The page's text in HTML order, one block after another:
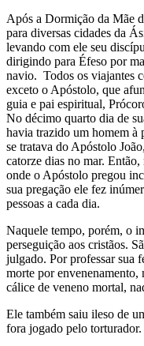
Após a Dormição da Mãe
para diversas cidades da
levando com ele seu
dirigindo para Éfeso por
navio. Todos os viajantes
exceto o Apóstolo, que
guia e pai espiritual,
No décimo quarto dia de
havia trazido um homem à
se tratava do Apóstolo
catorze dias no mar.
onde o Apóstolo pregou
sua pregação ele fez
pessoas a cada dia.
Naquele tempo, porém, o
perseguição aos cristãos.
julgado. Por professar sua
morte por envenenamento,
cálice de veneno mortal,
Ele também saiu ileso de
fora jogado pelo torturador.